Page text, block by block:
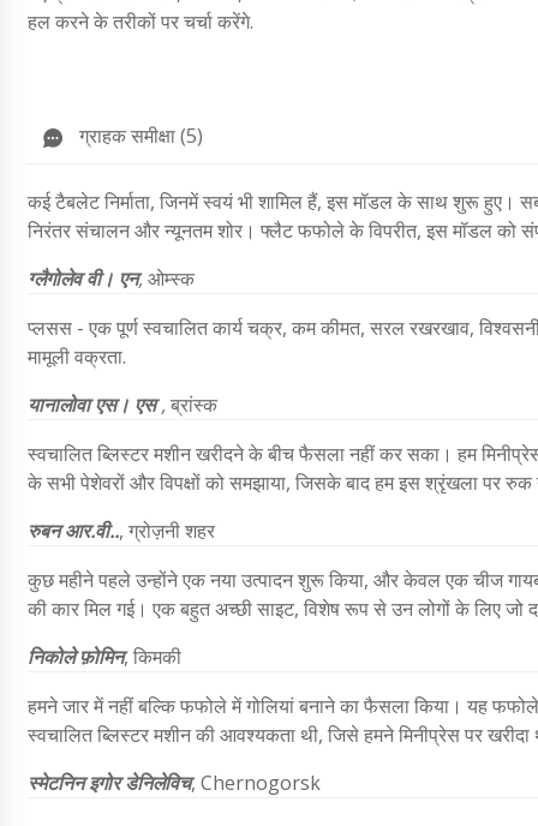
हल करने के तरीकों पर चर्चा करेंगे.
ग्राहक समीक्षा (5)
कई टैबलेट निर्माता, जिनमें स्वयं भी शामिल हैं, इस मॉडल के साथ शुरू
निरंतर संचालन और न्यूनतम शोर। फ्लैट फफोले के विपरीत, इस मॉडल को
ग्लैगोलेव वी। एन,ओम्स्क
प्लसस - एक पूर्ण स्वचालित कार्य चक्र, कम कीमत, सरल रखरखाव,
मामूली वक्रता.
यानालोवा एस। एस,ब्रांस्क
स्वचालित ब्लिस्टर मशीन खरीदने के बीच फैसला नहीं कर सका। हम
के सभी पेशेवरों और विपक्षों को समझाया, जिसके बाद हम इस श्रृंखला पर रुक
रुबन आर.वी.., ग्रोज़नी शहर
कुछ महीने पहले उन्होंने एक नया उत्पादन शुरू किया, और केवल एक चीज
की कार मिल गई। एक बहुत अच्छी साइट, विशेष रूप से उन लोगों के लिए जो
निकोले फ़ोमिन,किमकी
हमने जार में नहीं बल्कि फफोले में गोलियां बनाने का फैसला किया। यह
स्वचालित ब्लिस्टर मशीन की आवश्यकता थी, जिसे हमने मिनीप्रेस पर
स्मेटनिन इगोर डेनिलेविच, Chernogorsk